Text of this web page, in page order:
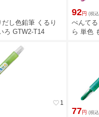
し色鉛筆 くるり
ろ GTW2-T14
92円 (税
ぺんて
ら 単色
favorite_border 1
77円 (税